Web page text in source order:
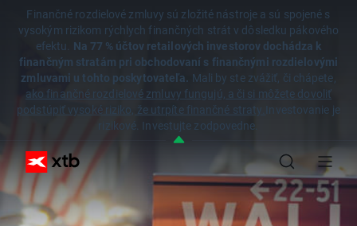
Finančné rozdielové zmluvy sú zložité nástroje a sú spojené s
vysokým rizikom rýchlych finančných strát v dôsledku pákového
efektu. Na 77 % účtov retailových investorov dochádza k
finančným stratám pri obchodovaní s finančnými rozdielovými
zmluvami u tohto poskytovateľa. Mali by ste zvážiť, či chápete,
ako finančné rozdielové zmluvy fungujú, a či si môžete dovoliť
podstúpiť vysoké riziko, že utrpíte finančné straty. Investovanie je
rizikové. Investujte zodpovedne.